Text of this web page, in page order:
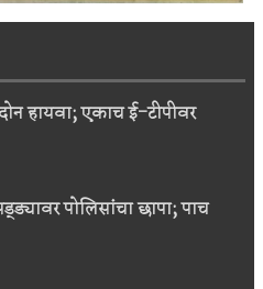
हायवा; एकाच ई-टीपीवर
पोलिसांचा छापा; पाच